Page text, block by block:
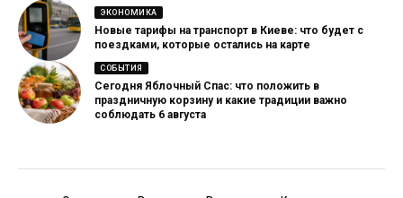
ЭКОНОМИКА
Новые тарифы на транспорт в Киеве: что будет с
поездками, которые остались на карте
СОБЫТИЯ
Сегодня Яблочный Спас: что положить в
праздничную корзину и какие традиции важно
соблюдать 6 августа